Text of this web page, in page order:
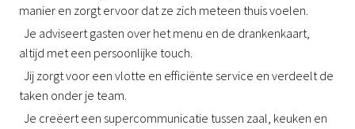
manier en zorgt ervoor dat ze zich meteen thuis voelen.
Je adviseert gasten over het menu en de drankenkaart,
altijd met een persoonlijke touch.
Jij zorgt voor een vlotte en efficiënte service en verdeelt de
taken onder je team.
Je creëert een supercommunicatie tussen zaal, keuken en